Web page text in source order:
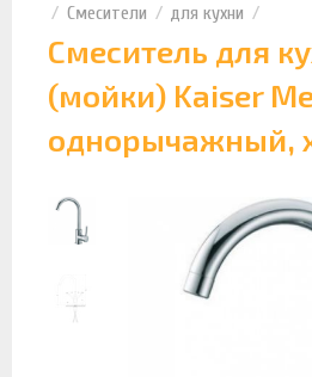
Смесители
для кухни
Смеситель для
(мойки) Kaiser
однорычажный,